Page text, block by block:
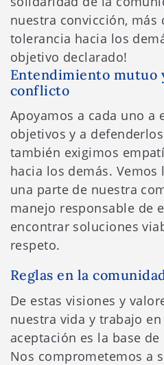
nuestra convicción, más
tolerancia hacia los
objetivo declarado!
Entendimiento mutuo
conflicto
Apoyamos a cada uno a
objetivos y a
también exigimos
hacia los demás.
una parte de nuestra
manejo responsable de
encontrar soluciones
respeto.
Reglas en la
De estas visiones y
nuestra vida y trabajo
aceptación es la base
Nos comprometemos a